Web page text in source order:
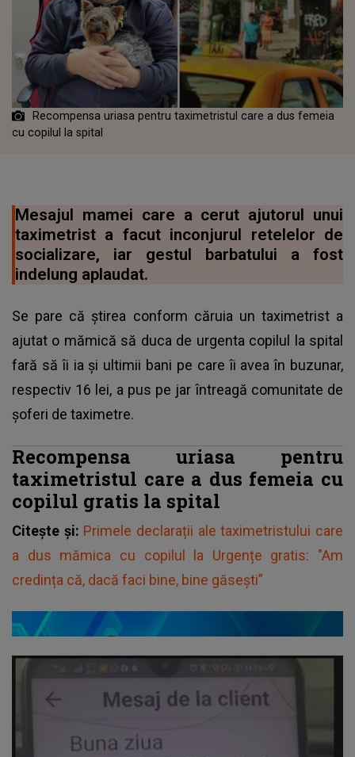
Recompensa uriasa pentru taximetristul care a dus femeia
cu copilul la spital
Mesajul mamei care a cerut ajutorul unui
taximetrist a facut inconjurul retelelor de
socializare, iar gestul barbatului a fost
indelung aplaudat.
Se pare că știrea conform căruia un taximetrist a
ajutat o mămică să duca de urgenta copilul la spital
fară să îi ia și ultimii bani pe care îi avea în buzunar,
respectiv 16 lei, a pus pe jar întreagă comunitate de
șoferi de taximetre.
Recompensa uriasa pentru
taximetristul care a dus femeia cu
copilul gratis la spital
Citește și: Primele declarații ale taximetristului care
a dus mămica cu copilul la Urgențe gratis: "Am
credința că, dacă faci bine, bine găsești”